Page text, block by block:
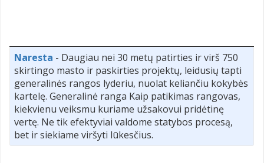
Naresta - Daugiau nei 30 metų patirties ir virš 750
skirtingo masto ir paskirties projektų, leidusių tapti
generalinės rangos lyderiu, nuolat keliančiu kokybės
kartelę. Generalinė ranga Kaip patikimas rangovas,
kiekvienu veiksmu kuriame užsakovui pridėtinę
vertę. Ne tik efektyviai valdome statybos procesą,
bet ir siekiame viršyti lūkesčius.